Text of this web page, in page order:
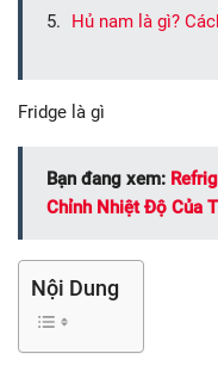
Hủ nam là gì?
Fridge là gì
Bạn đang xem:
Chỉnh Nhiệt Độ Của
Nội Dung